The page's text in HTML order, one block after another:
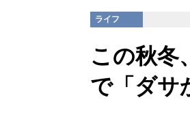
ライフ
この秋冬
で「ダサ